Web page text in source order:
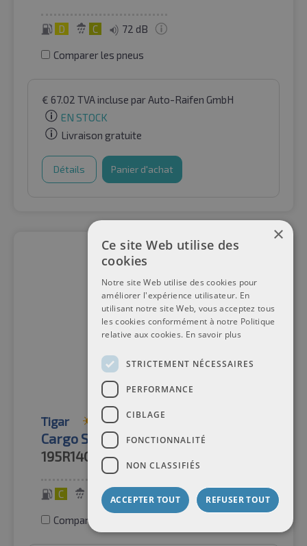
D C 72 dB
Comparer les pneus
€ 67.02 TVA incluse par Auto-Raifen GmbH
EN STOCK
Livraison gratuite
Détails Panier d'achat
Tigar Pneus d'été
Cargo Speed Evo 8PR BSW M+S
195R14C
106/104R
C 73 dB
Comparer les pneus
×
Ce site Web utilise des
cookies
Notre site Web utilise des cookies pour
améliorer l'expérience utilisateur. En
utilisant notre site Web, vous acceptez tous
les cookies conformément à notre Politique
relative aux cookies. En savoir plus
STRICTEMENT NÉCESSAIRES
PERFORMANCE
CIBLAGE
FONCTIONNALITÉ
NON CLASSIFIÉS
ACCEPTER TOUT REFUSER TOUT